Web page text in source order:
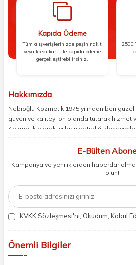
Kapıda Ödeme
Tüm alışverişlerinizde peşin nakit
veya kredi kartı ile kapıda ödeme
gerçekleştirebilirsiniz.
2500
Hakkımızda
Nebioğlu Kozmetik 1975 yılından beri
güven ve kaliteyi ön planda tutarak hizmet
Kozmetik olarak, yılların getirdiği
odaklanıyoruz. Doğal içerikleri bilimsel
ihtiyaçlarını dinleyerek her zaman en
yeniliyoruz. Güvenilirliğimiz, samimiyetimiz
bağlılığımızla güzellik yolculuğunuzda
E-Bülten
Kampanya ve yeniliklerden haberdar
olun!
KVKK Sözleşmesi'ni , Okudum, Kabul
Önemli Bilgiler